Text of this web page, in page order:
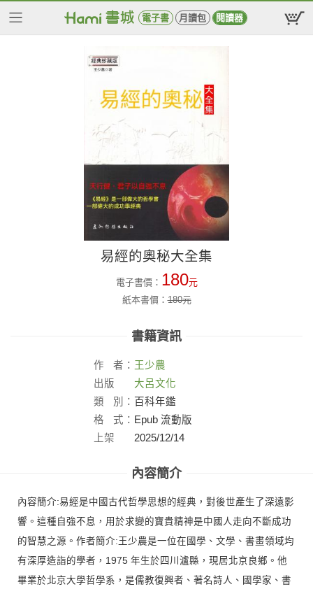
電子書 月讀包 閱讀器
易經的奧秘大全集
電子書價： 180元
紙本書價：180元
書籍資訊
作 者： 王少農
出版
社：
大呂文化
類
別： 百科年鑑
格
式： Epub 流動版
上架
2025/12/14
內容簡介
內容簡介:易經是中國古代哲學思想的經典，對後世產生了深遠影
響。這種自強不息，用於求變的寶貴精神是中國人走向不斷成功
的智慧之源。作者簡介:王少農是一位在國學、文學、書畫領域均
有深厚造詣的學者，1975 年生於四川瀘縣，現居北京良鄉。他
畢業於北京大學哲學系，是儒教復興者、著名詩人、國學家、書